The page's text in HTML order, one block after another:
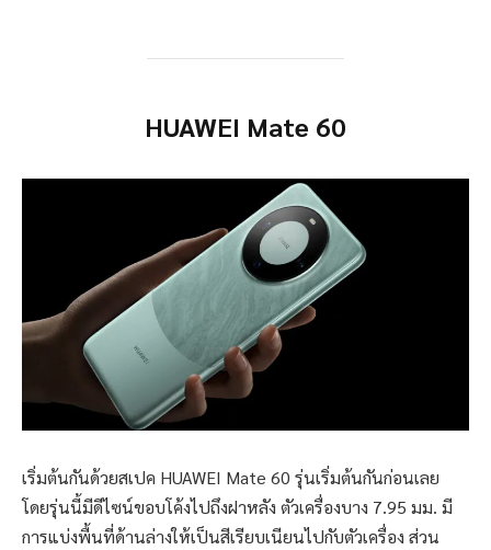
HUAWEI Mate 60
เริ่มต้นกันด้วยสเปค HUAWEI Mate 60 รุ่นเริ่มต้นกันก่อนเลย
โดยรุ่นนี้มีดีไซน์ขอบโค้งไปถึงฝาหลัง ตัวเครื่องบาง 7.95 มม. มี
การแบ่งพื้นที่ด้านล่างให้เป็นสีเรียบเนียนไปกับตัวเครื่อง ส่วน